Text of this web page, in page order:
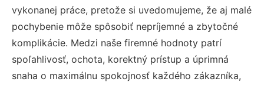
vykonanej práce, pretože si uvedomujeme, že aj malé
pochybenie môže spôsobiť nepríjemné a zbytočné
komplikácie. Medzi naše firemné hodnoty patrí
spoľahlivosť, ochota, korektný prístup a úprimná
snaha o maximálnu spokojnosť každého zákazníka,